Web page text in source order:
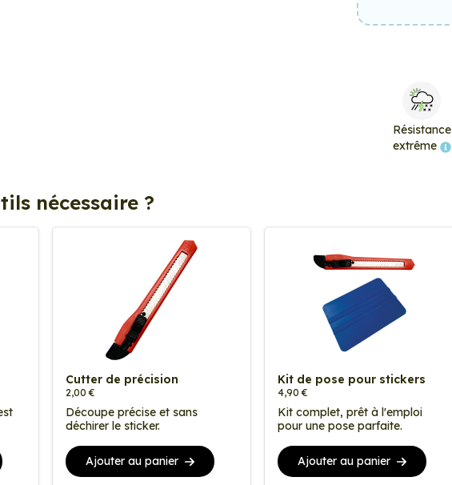
Résistance
extrême
nécessaire ?
Cutter de précision
2,00 €
Découpe précise et sans
déchirer le sticker.
Ajouter au panier
Kit de pose pour stickers
4,90 €
Kit complet, prêt à l'emploi
pour une pose parfaite.
Ajouter au panier